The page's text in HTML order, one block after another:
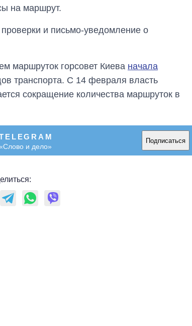
на маршрут.
и письмо-уведомление о
маршруток горсовет Киева начала
транспорта. С 14 февраля власть
сокращение количества маршруток в
и дело»
Подписаться
войны